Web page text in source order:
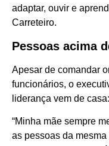
adaptar, ouvir e
Carreteiro.
Pessoas acima
Apesar de comandar
funcionários, o
liderança vem de
“Minha mãe sempre
as pessoas da